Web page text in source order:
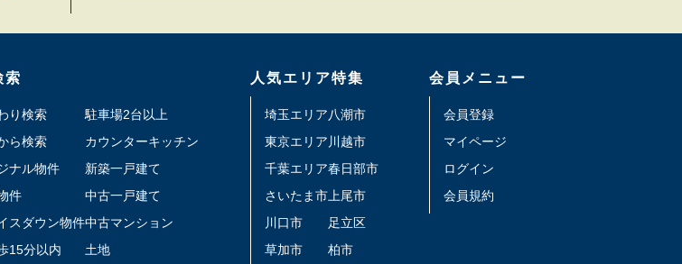
索
り検索
ら検索
ナル物件
件
スダウン物件
15分以内
駐車場2台以上
カウンターキッチン
新築一戸建て
中古一戸建て
中古マンション
土地
人気エリア特集
埼玉エリア
東京エリア
千葉エリア
さいたま市
川口市
草加市
八潮市
川越市
春日部市
上尾市
足立区
柏市
会員メニュー
会員登録
マイページ
ログイン
会員規約